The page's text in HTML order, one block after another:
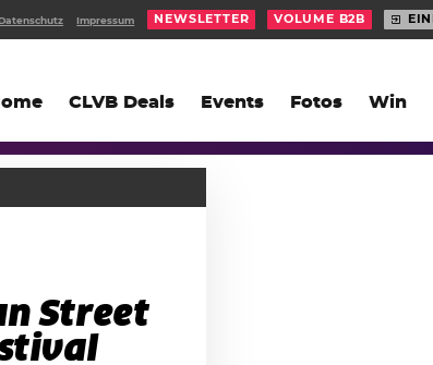
CLVB Deals Events Fotos Win
NEWSLETTER VOLUME B2B
Datenschutz Impressum
Street